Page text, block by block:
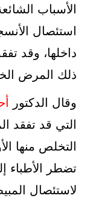
الأسباب
استئصال
داخلها، وقد
ذلك المرض
وقال الدكتور
التي قد تفقد
التخلص منها
تضطر الأطباء
لاستئصال